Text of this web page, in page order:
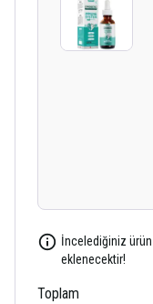
İncelediğiniz
eklenecektir!
Toplam